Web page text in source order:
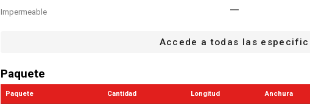
Impermeable
Gran almacenamiento
Cerradura de llave (emergencia)
Accede a todas las
Paquete
Paquete Cantidad Longitud Anchura